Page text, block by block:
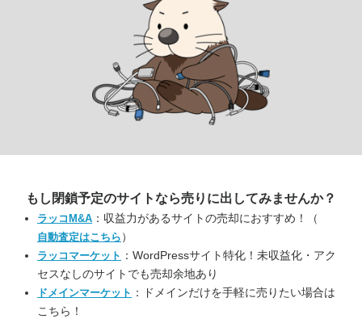
もし閉鎖予定のサイトなら売りに出してみませんか？
ラッコM&A ：収益力があるサイトの売却におすすめ！（
自動査定はこちら ）
ラッコマーケット ：WordPressサイト特化！未収益化・アク
セスなしのサイトでも売却余地あり
ドメインマーケット ：ドメインだけを手軽に売りたい場合は
こちら！